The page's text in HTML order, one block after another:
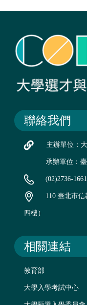
聯絡我們
主辦單位：
承辦單位：
(02)2736-
110 臺北市
四樓）
相關連結
教育部
大學入學考試中心